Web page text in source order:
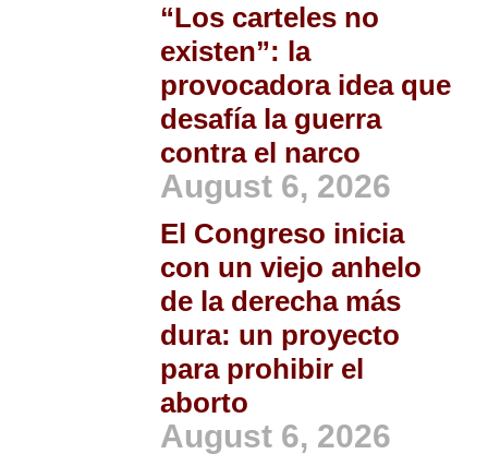
“Los carteles no
existen”: la
provocadora idea que
desafía la guerra
contra el narco
August 6, 2026
El Congreso inicia
con un viejo anhelo
de la derecha más
dura: un proyecto
para prohibir el
aborto
August 6, 2026